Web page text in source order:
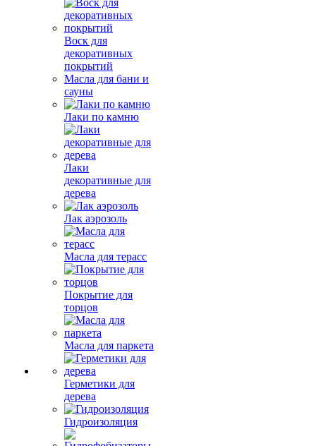
Воск для
декоративных
покрытий
Масла для бани и
сауны
Лаки по камню
Лаки
декоративные для
дерева
Лак аэрозоль
Масла для терасс
Покрытие для
торцов
Масла для паркета
Герметики для
дерева
Гидроизоляция